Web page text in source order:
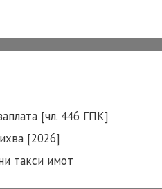
[чл. 446 ГПК]
[2026]
такси имот